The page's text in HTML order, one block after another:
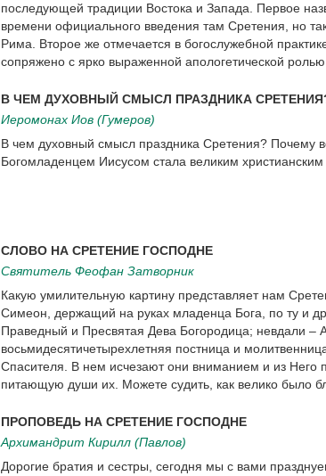
последующей традиции Востока и Запада. Первое
времени официального введения там Сретения, но
Рима. Второе же отмечается в богослужебной
сопряжено с ярко выраженной апологетической ролью
В ЧЕМ ДУХОВНЫЙ СМЫСЛ ПРАЗДНИКА
Иеромонах Иов (Гумеров)
В чем духовный смысл праздника Сретения? Почему
Богомладенцем Иисусом стала великим
СЛОВО НА СРЕТЕНИЕ ГОСПОДНЕ
Святитель Феофан Затворник
Какую умилительную картину представляет нам
Симеон, держащий на руках младенца Бога, по ту и
Праведный и Пресвятая Дева Богородица; невдали –
восьмидесятичетырехлетняя постница и
Спасителя. В нем исчезают они вниманием и из Него
питающую души их. Можете судить, как велико было
ПРОПОВЕДЬ НА СРЕТЕНИЕ ГОСПОДНЕ
Архимандрит Кирилл (Павлов)
Дорогие братия и сестры, сегодня мы с вами